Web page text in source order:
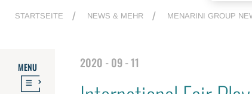
STARTSEITE NEWS & MEHR MENARINI GROUP
MENU 2020 - 09 - 11